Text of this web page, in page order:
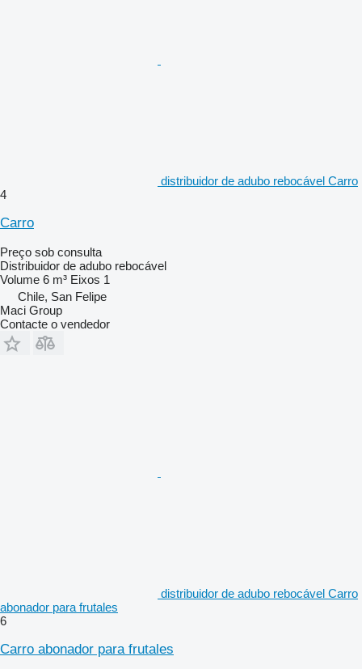
distribuidor de adubo rebocável Carro
4
Carro
Preço sob consulta
Distribuidor de adubo rebocável
Volume 6 m³ Eixos 1
Chile, San Felipe
Maci Group
Contacte o vendedor
distribuidor de adubo rebocável Carro
abonador para frutales
6
Carro abonador para frutales